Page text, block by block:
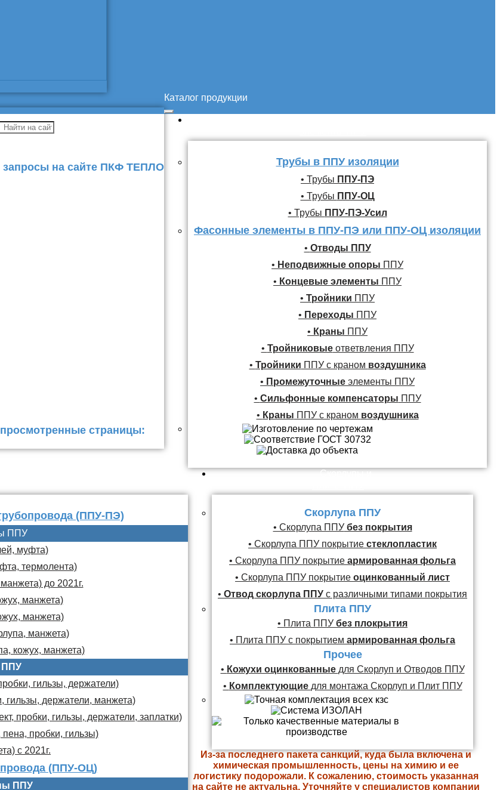
на сайте ПКФ ТЕПЛО
страницы:
Каталог продукции
Трубы в ППУ изоляции
• Трубы ППУ-ПЭ
• Трубы ППУ-ОЦ
• Трубы ППУ-ПЭ-Усил
Фасонные элементы в ППУ-ПЭ или ППУ-ОЦ изоляции
• Отводы ППУ
• Неподвижные опоры ППУ
• Концевые элементы ППУ
• Тройники ППУ
• Переходы ППУ
• Краны ППУ
• Тройниковыеответвления ППУ
• Тройники ППУ с краном воздушника
• Промежуточные элементы ППУ
• Сильфонные компенсаторы ППУ
• Краны ППУ с краном воздушника
(ППУ-ПЭ)
ППУ
муфта)
термолента)
до 2021г.
манжета)
манжета)
манжета)
кожух, манжета)
ППУ
гильзы, держатели)
гильзы, держатели, манжета)
пробки, гильзы, держатели, заплатки)
пробки, гильзы)
с 2021г.
(ППУ-ОЦ)
ППУ
Скорлупы и
Скорлупа ППУ
• Скорлупа ППУбез покрытия
• Скорлупа ППУ покрытие стеклопластик
• Скорлупа ППУ покрытие армированная фольга
• Скорлупа ППУ покрытие оцинкованный лист
• Отвод скорлупа ППУ с различными типами покрытия
Плита ППУ
• Плита ППУ без плокрытия
• Плита ППУ с покрытием армированная фольга
Прочее
• Кожухи оцинкованные для Скорлуп и Отводов ППУ
• Комплектующие для монтажа Скорлуп и Плит ППУ
Из-за последнего пакета санкций, куда была включена и
химическая промышленность, цены на химию и ее
логистику подорожали. К сожалению, стоимость указанная
на сайте не актуальна. Уточняйте у специалистов компании